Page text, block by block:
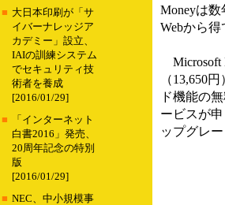
■ 大日本印刷が「サ
イバーナレッジア
カデミー」設立、
IAIの訓練システム
でセキュリティ技
術者を養成
[2016/01/29]
■
「インターネット
白書2016」発売、
20周年記念の特別
版
[2016/01/29]
■ NEC、中小規模事
Moneyは
Webから
Microsoft
（13,650
ド機能の
ービスが
ップグレ